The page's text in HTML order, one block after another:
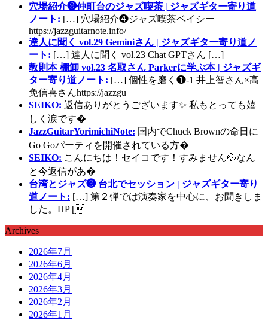
穴場紹介❾仲町台のジャズ喫茶 | ジャズギター寄り道
ノート: […] 穴場紹介❹ジャズ喫茶ベイシー
https://jazzguitarnote.info/
達人に聞く vol.29 Geminiさん | ジャズギター寄り道ノ
ート: […] 達人に聞く vol.23 Chat GPTさん […]
教則本 棚卸 vol.23 名取さん Parkerに学ぶ本 | ジャズギ
ター寄り道ノート: […] 個性を磨く❶-1 井上智さん×高
免信喜さんhttps://jazzgu
SEIKO: 返信ありがとうございます✨ 私もとっても嬉
しく涙です�
JazzGuitarYorimichiNote: 国内でChuck Brownの命日に
Go Goパーティを開催されている方�
SEIKO: こんにちは！セイコです！すみません💦なん
と今返信があ�
台湾とジャズ❸ 台北でセッション | ジャズギター寄り
道ノート: […] 第２弾では演奏家を中心に、お聞きしま
した。HP [
Archives
2026年7月
2026年6月
2026年4月
2026年3月
2026年2月
2026年1月